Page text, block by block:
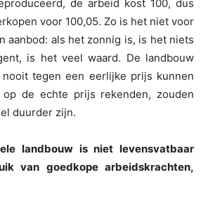
de arbeid kost 100, dus
voor 100,05. Zo is het niet voor
aanbod: als het zonnig is, is het niets
is het veel waard. De landbouw
tegen een eerlijke prijs kunnen
de echte prijs rekenden, zouden
duurder zijn.
landbouw is niet levensvatbaar
van goedkope arbeidskrachten,